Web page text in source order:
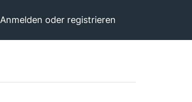
Anmelden oder registrieren